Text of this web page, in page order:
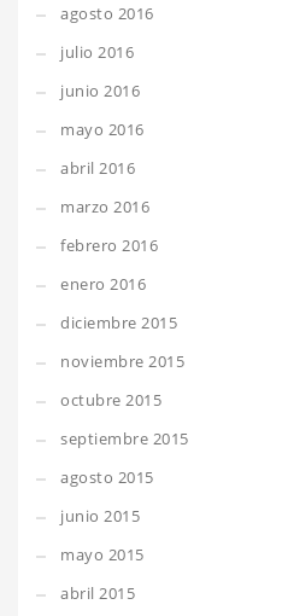
agosto 2016
julio 2016
junio 2016
mayo 2016
abril 2016
marzo 2016
febrero 2016
enero 2016
diciembre 2015
noviembre 2015
octubre 2015
septiembre 2015
agosto 2015
junio 2015
mayo 2015
abril 2015